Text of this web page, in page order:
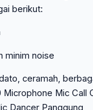
berikut:
minim noise
ceramah,
Mic Call
Dancer Panggung